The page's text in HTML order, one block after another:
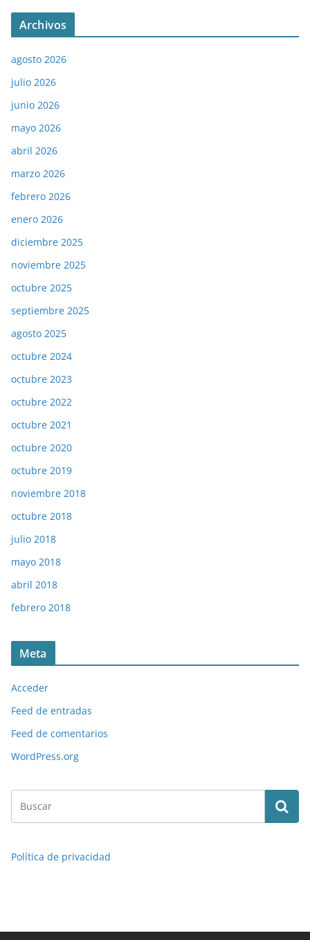
Archivos
agosto 2026
julio 2026
junio 2026
mayo 2026
abril 2026
marzo 2026
febrero 2026
enero 2026
diciembre 2025
noviembre 2025
octubre 2025
septiembre 2025
agosto 2025
octubre 2024
octubre 2023
octubre 2022
octubre 2021
octubre 2020
octubre 2019
noviembre 2018
octubre 2018
julio 2018
mayo 2018
abril 2018
febrero 2018
Meta
Acceder
Feed de entradas
Feed de comentarios
WordPress.org
Política de privacidad